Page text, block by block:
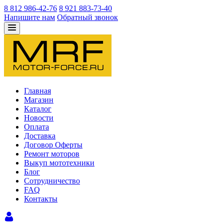
8 812 986-42-76 8 921 883-73-40
Напишите нам Обратный звонок
Главная
Магазин
Каталог
Новости
Оплата
Доставка
Договор Оферты
Ремонт моторов
Выкуп мототехники
Блог
Сотрудничество
FAQ
Контакты